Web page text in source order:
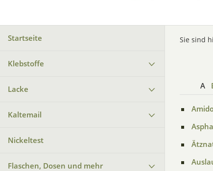
Startseite
Klebstoffe
Lacke
Kaltemail
Nickeltest
Flaschen, Dosen und mehr
Sie sind
A